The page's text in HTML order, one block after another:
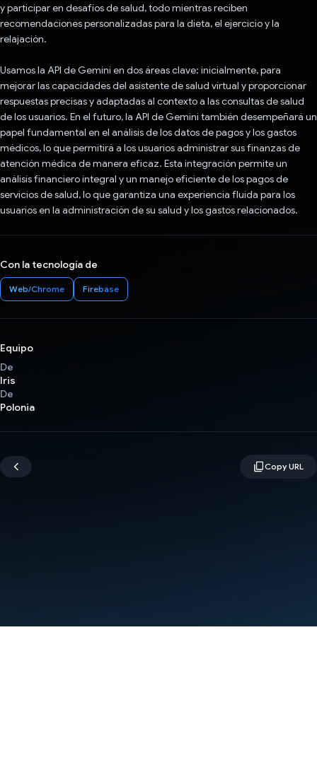
y participar en desafíos de salud, todo mientras reciben
recomendaciones personalizadas para la dieta, el ejercicio y la
relajación.
Usamos la API de Gemini en dos áreas clave: inicialmente, para
mejorar las capacidades del asistente de salud virtual y proporcionar
respuestas precisas y adaptadas al contexto a las consultas de salud
de los usuarios. En el futuro, la API de Gemini también desempeñará un
papel fundamental en el análisis de los datos de pagos y los gastos
médicos, lo que permitirá a los usuarios administrar sus finanzas de
atención médica de manera eficaz. Esta integración permite un
análisis financiero integral y un manejo eficiente de los pagos de
servicios de salud, lo que garantiza una experiencia fluida para los
usuarios en la administración de su salud y los gastos relacionados.
Con la tecnología de
Web/Chrome Firebase
Equipo
De
Iris
De
Polonia